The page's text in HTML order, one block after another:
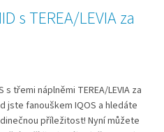
s TEREA/LEVIA za
třemi náplněmi TEREA/LEVIA za
jste fanouškem IQOS a hledáte
příležitost! Nyní můžete